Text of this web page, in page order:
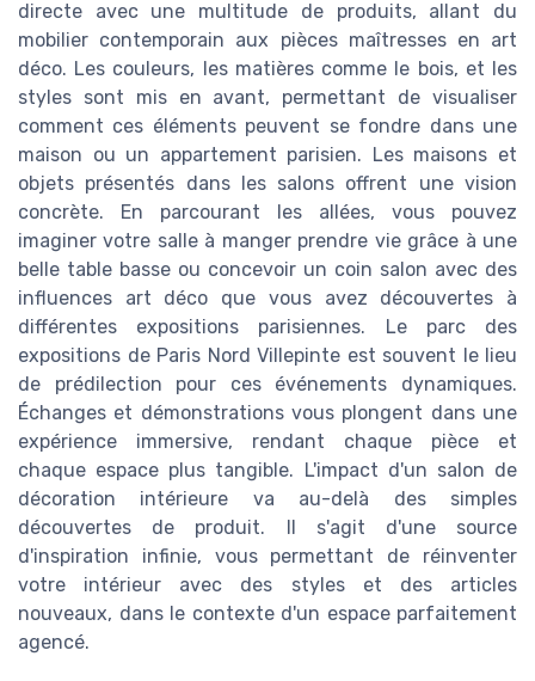
directe avec une multitude de produits, allant du
mobilier contemporain aux pièces maîtresses en art
déco. Les couleurs, les matières comme le bois, et les
styles sont mis en avant, permettant de visualiser
comment ces éléments peuvent se fondre dans une
maison ou un appartement parisien. Les maisons et
objets présentés dans les salons offrent une vision
concrète. En parcourant les allées, vous pouvez
imaginer votre salle à manger prendre vie grâce à une
belle table basse ou concevoir un coin salon avec des
influences art déco que vous avez découvertes à
différentes expositions parisiennes. Le parc des
expositions de Paris Nord Villepinte est souvent le lieu
de prédilection pour ces événements dynamiques.
Échanges et démonstrations vous plongent dans une
expérience immersive, rendant chaque pièce et
chaque espace plus tangible. L'impact d'un salon de
décoration intérieure va au-delà des simples
découvertes de produit. Il s'agit d'une source
d'inspiration infinie, vous permettant de réinventer
votre intérieur avec des styles et des articles
nouveaux, dans le contexte d'un espace parfaitement
agencé.